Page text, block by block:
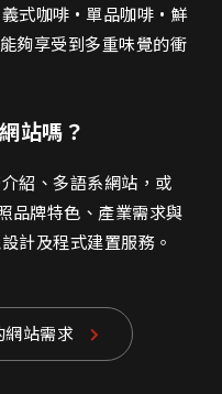
式咖啡 • 單品咖啡 • 鮮
夠享受到多重味覺的衝
站嗎？
紹、多語系網站，或
品牌特色、產業需求與
計及程式建置服務。
網站需求